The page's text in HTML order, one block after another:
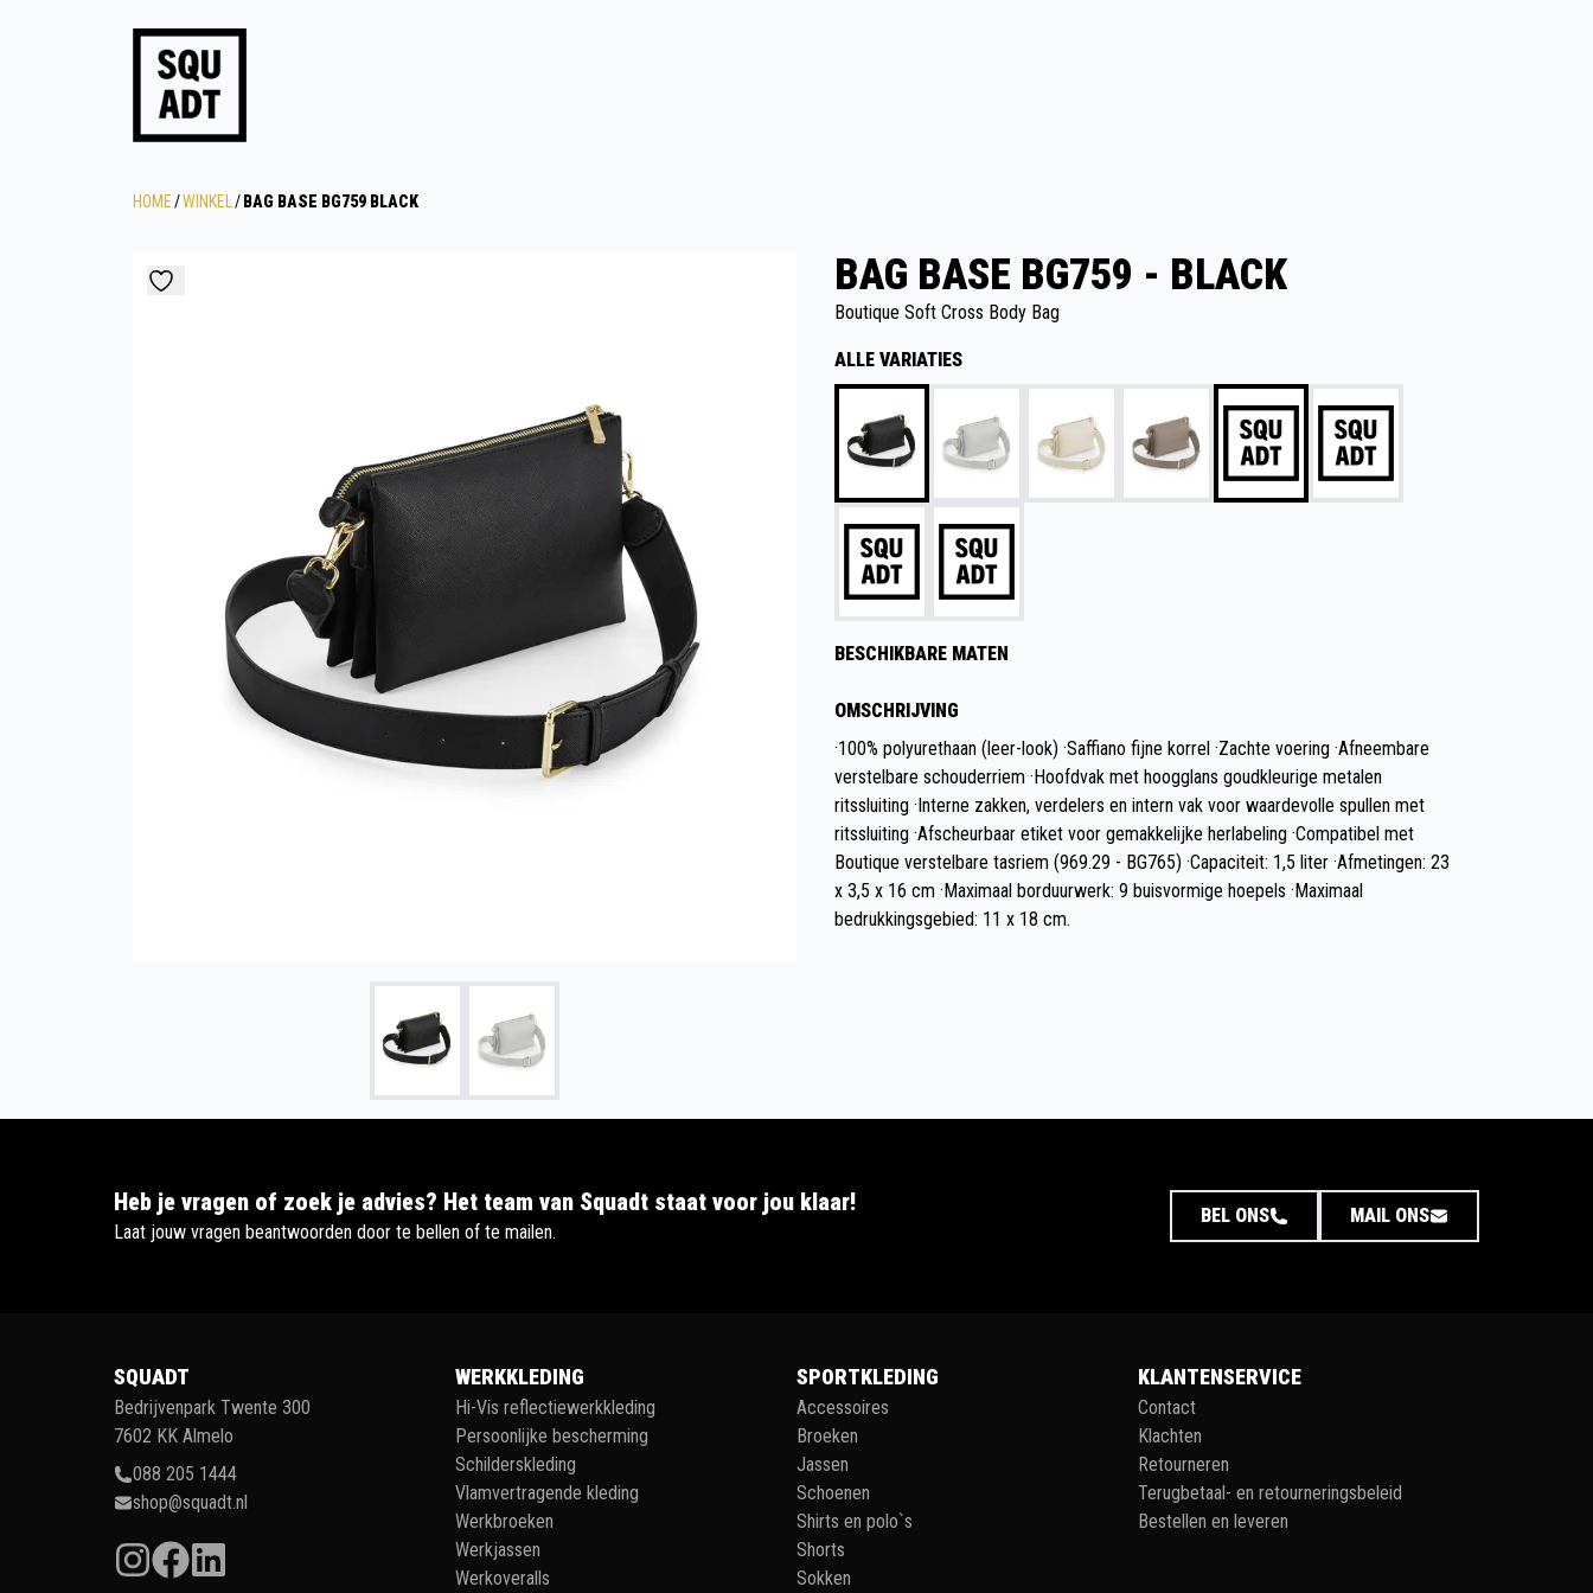
HOME/WINKEL / BAG BASE BG759 BLACK
BAG BASE BG759 - BLACK
Boutique Soft Cross Body Bag
ALLE VARIATIES
BESCHIKBARE MATEN
OMSCHRIJVING
·100% polyurethaan (leer-look) ·Saffiano fijne korrel ·Zachte voering ·Afneembare
verstelbare schouderriem ·Hoofdvak met hoogglans goudkleurige metalen
ritssluiting ·Interne zakken, verdelers en intern vak voor waardevolle spullen met
ritssluiting ·Afscheurbaar etiket voor gemakkelijke herlabeling ·Compatibel met
Boutique verstelbare tasriem (969.29 - BG765) ·Capaciteit: 1,5 liter ·Afmetingen: 23
x 3,5 x 16 cm ·Maximaal borduurwerk: 9 buisvormige hoepels ·Maximaal
bedrukkingsgebied: 11 x 18 cm.
Heb je vragen of zoek je advies? Het team van Squadt staat voor jou klaar!
Laat jouw vragen beantwoorden door te bellen of te mailen.
BEL ONS MAIL ONS
SQUADT
Bedrijvenpark Twente 300
7602 KK Almelo
088 205 1444
shop@squadt.nl
WERKKLEDING
Hi-Vis reflectiewerkkleding
Persoonlijke bescherming
Schilderskleding
Vlamvertragende kleding
Werkbroeken
Werkjassen
Werkoveralls
SPORTKLEDING
Accessoires
Broeken
Jassen
Schoenen
Shirts en polo`s
Shorts
Sokken
KLANTENSERVICE
Contact
Klachten
Retourneren
Terugbetaal- en retourneringsbeleid
Bestellen en leveren